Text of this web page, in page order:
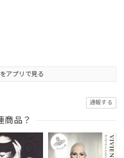
アプリで見る
通報する
商品？